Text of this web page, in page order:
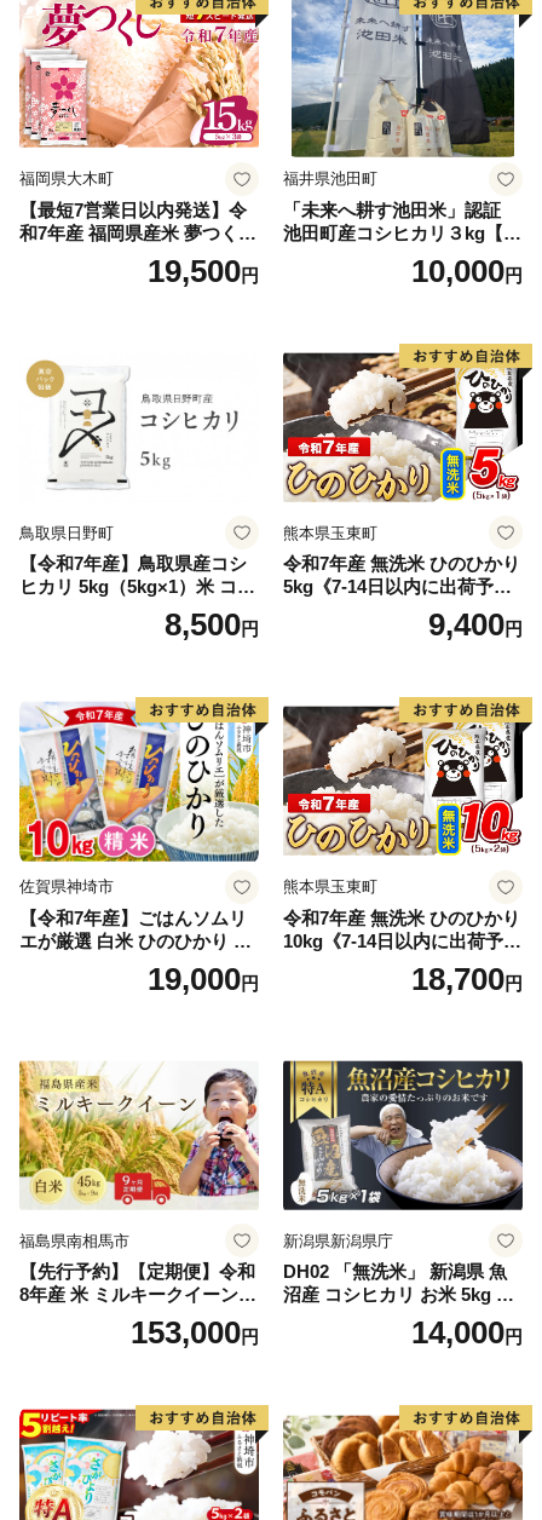
福岡県大木町
【最短7営業日以内発送】令
和7年産 福岡県産米 夢つくし
15kg 精米 ※北海道・沖縄・
19,500円
福井県池田町
「未来へ耕す池田米」認証
池田町産コシヒカリ３kg【お
1人様につき３セットまで】
10,000円
鳥取県日野町
【令和7年産】鳥取県産コシ
ヒカリ 5kg（5kg×1）米 コシ
ヒカリ こしひかり お米 白米
精米 5キロ おこめ こめ コメ
野町産 Elevation
8,500円
熊本県玉東町
令和7年産 無洗米 ひのひかり
5kg《7-14日以内に出荷予定
(土日祝除く)》コメ 米 無洗米
高レビュー｜人気米 熊本県
9,400円
佐賀県神埼市
【令和7年産】ごはんソムリ
エが厳選 白米 ひのひかり 10
米 10kg 5kg×2 ひのひかり ブ
19,000円
熊本県玉東町
令和7年産 無洗米 ひのひかり
10kg《7-14日以内に出荷予定
(土日祝除く)》コメ 米 無洗米
令和7年産 高レビュー｜人気
18,700円
福島県南相馬市
【先行予約】【定期便】令和
8年産 米 ミルキークイーン
白米 45kg (5kg×9回) | ミルキ
ークイーン 米5kg 福島 福島
福島県 南相馬市 cu006-ae
153,000円
新潟県新潟県庁
DH02 「無洗米」 新潟県 魚
沼産 コシヒカリ お米 5kg こ
しひかり 精米 米（お米の美
味しい炊き方ガイド付き）
14,000円